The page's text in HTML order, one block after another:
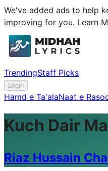
We've added ads to help
improving for you. Learn
TrendingStaff Picks
Login
Hamd e Ta'alaNaat e
Kuch Dair
Riaz Hussain